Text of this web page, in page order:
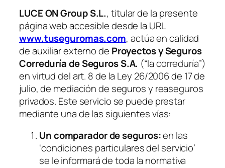
LUCE ON Group S.L., titular de la presente
página web accesible desde la URL
www.tuseguromas.com, actúa en calidad
de auxiliar externo de Proyectos y Seguros
Correduría de Seguros S.A. (“la correduría”)
en virtud del art. 8 de la Ley 26/2006 de 17 de
julio, de mediación de seguros y reaseguros
privados. Este servicio se puede prestar
mediante una de las siguientes vías:
Un comparador de seguros:en las
‘condiciones particulares del servicio’
se le informará de toda la normativa